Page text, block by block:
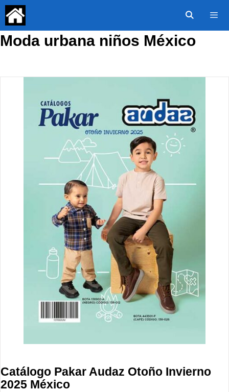
Saltar
contenido
Moda urbana niños México
Catálogo Pakar Audaz Otoño Invierno
2025 México